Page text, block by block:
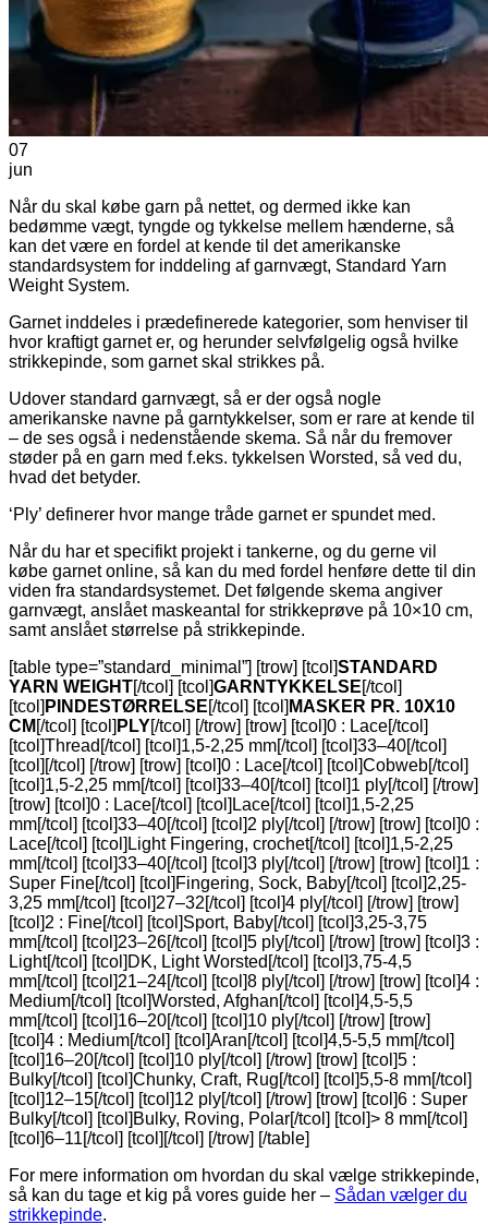
07
jun
Når du skal købe garn på nettet, og dermed ikke kan
bedømme vægt, tyngde og tykkelse mellem hænderne, så
kan det være en fordel at kende til det amerikanske
standardsystem for inddeling af garnvægt, Standard Yarn
Weight System.
Garnet inddeles i prædefinerede kategorier, som henviser til
hvor kraftigt garnet er, og herunder selvfølgelig også hvilke
strikkepinde, som garnet skal strikkes på.
Udover standard garnvægt, så er der også nogle
amerikanske navne på garntykkelser, som er rare at kende til
– de ses også i nedenstående skema. Så når du fremover
støder på en garn med f.eks. tykkelsen Worsted, så ved du,
hvad det betyder.
‘Ply’ definerer hvor mange tråde garnet er spundet med.
Når du har et specifikt projekt i tankerne, og du gerne vil
købe garnet online, så kan du med fordel henføre dette til din
viden fra standardsystemet. Det følgende skema angiver
garnvægt, anslået maskeantal for strikkeprøve på 10×10 cm,
samt anslået størrelse på strikkepinde.
[table type=”standard_minimal”] [trow] [tcol]STANDARD
YARN WEIGHT[/tcol] [tcol]GARNTYKKELSE[/tcol]
[tcol] PINDESTØRRELSE[/tcol] [tcol] MASKER PR. 10X10
CM [/tcol] [tcol] PLY[/tcol] [/trow] [trow] [tcol]0 : Lace[/tcol]
[tcol]Thread[/tcol] [tcol]1,5-2,25 mm[/tcol] [tcol]33–40[/tcol]
[tcol][/tcol] [/trow] [trow] [tcol]0 : Lace[/tcol] [tcol]Cobweb[/tcol]
[tcol]1,5-2,25 mm[/tcol] [tcol]33–40[/tcol] [tcol]1 ply[/tcol] [/trow]
[trow] [tcol]0 : Lace[/tcol] [tcol]Lace[/tcol] [tcol]1,5-2,25
mm[/tcol] [tcol]33–40[/tcol] [tcol]2 ply[/tcol] [/trow] [trow] [tcol]0 :
Lace[/tcol] [tcol]Light Fingering, crochet[/tcol] [tcol]1,5-2,25
mm[/tcol] [tcol]33–40[/tcol] [tcol]3 ply[/tcol] [/trow] [trow] [tcol]1 :
Super Fine[/tcol] [tcol]Fingering, Sock, Baby[/tcol] [tcol]2,25-
3,25 mm[/tcol] [tcol]27–32[/tcol] [tcol]4 ply[/tcol] [/trow] [trow]
[tcol]2 : Fine[/tcol] [tcol]Sport, Baby[/tcol] [tcol]3,25-3,75
mm[/tcol] [tcol]23–26[/tcol] [tcol]5 ply[/tcol] [/trow] [trow] [tcol]3 :
Light[/tcol] [tcol]DK, Light Worsted[/tcol] [tcol]3,75-4,5
mm[/tcol] [tcol]21–24[/tcol] [tcol]8 ply[/tcol] [/trow] [trow] [tcol]4 :
Medium[/tcol] [tcol]Worsted, Afghan[/tcol] [tcol]4,5-5,5
mm[/tcol] [tcol]16–20[/tcol] [tcol]10 ply[/tcol] [/trow] [trow]
[tcol]4 : Medium[/tcol] [tcol]Aran[/tcol] [tcol]4,5-5,5 mm[/tcol]
[tcol]16–20[/tcol] [tcol]10 ply[/tcol] [/trow] [trow] [tcol]5 :
Bulky[/tcol] [tcol]Chunky, Craft, Rug[/tcol] [tcol]5,5-8 mm[/tcol]
[tcol]12–15[/tcol] [tcol]12 ply[/tcol] [/trow] [trow] [tcol]6 : Super
Bulky[/tcol] [tcol]Bulky, Roving, Polar[/tcol] [tcol]> 8 mm[/tcol]
[tcol]6–11[/tcol] [tcol][/tcol] [/trow] [/table]
For mere information om hvordan du skal vælge strikkepinde,
så kan du tage et kig på vores guide her – Sådan vælger du
strikkepinde.